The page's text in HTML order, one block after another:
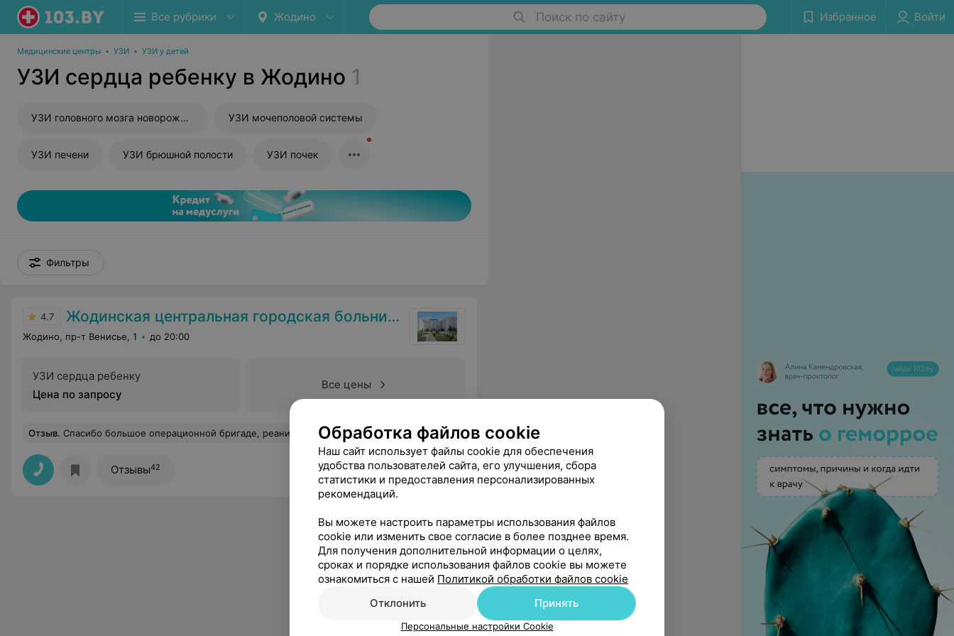
Все рубрики Жодино Поиск по сайту Избранное Войти
Медицинские центры • УЗИ • УЗИ у детей
УЗИ сердца ребенку в Жодино 1
УЗИ головного мозга новорожденного УЗИ мочеполовой системы
УЗИ печени УЗИ брюшной полости УЗИ почек
Фильтры
4.7 Жодинская центральная городская больница
Жодино, пр-т Венисье, 1 до 20:00
УЗИ сердца ребенку
Цена по запросу
Все цены
Отзыв. Спасибо большое операционной бригаде, реанимационной, дежурившим сутки 27.03.2019,всему гинекологическому отделению! Особенное спасибо Гречулиной Наталье Фадеевне и Карпенко Ирине Владимировне!За внимание и уход, за чуткость и понимание, низкий вам поклон. Еще
Отзывы42
Обработка файлов cookie
Наш сайт использует файлы cookie для обеспечения
удобства пользователей сайта, его улучшения, сбора
статистики и предоставления персонализированных
рекомендаций.
Вы можете настроить параметры использования файлов
cookie или изменить свое согласие в более позднее время.
Для получения дополнительной информации о целях,
сроках и порядке использования файлов cookie вы можете
ознакомиться с нашей Политикой обработки файлов cookie
Отклонить
Принять
Персональные настройки Cookie